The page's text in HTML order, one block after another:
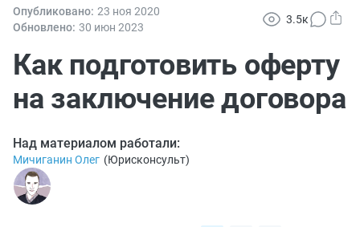
11:31
Важно
Разработают единые критерии трудовых и ГПХ-
отношений#новости
больше
Опубликовано: 23 ноя 2020
Обновлено: 30 июн 2023
3.5к
Как подготовить оферту
на заключение договора
Над материалом работали:
Мичиганин Олег (Юрисконсульт)